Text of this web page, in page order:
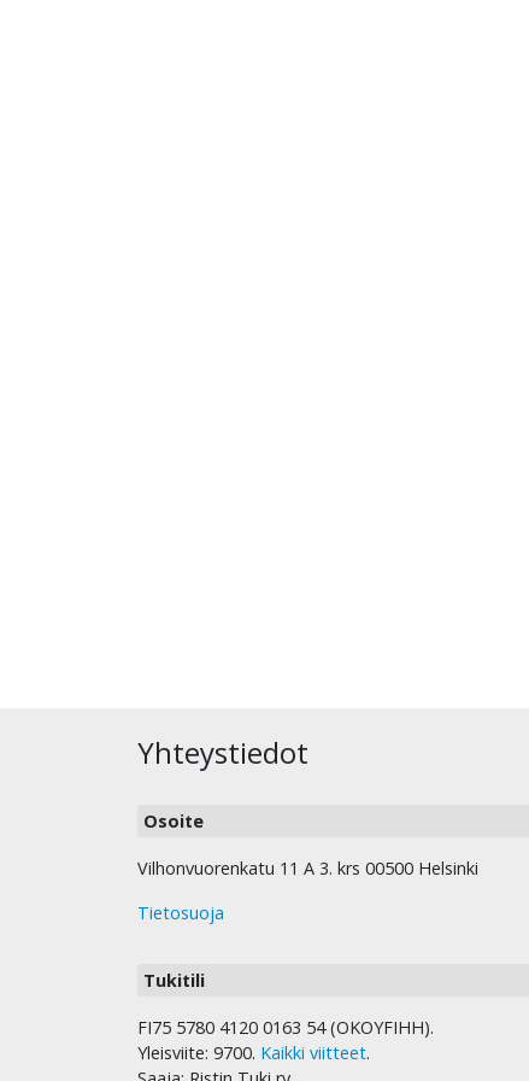
Yhteystiedot
Osoite
Vilhonvuorenkatu 11 A 3. krs 00500 Helsinki
Tietosuoja
Tukitili
FI75 5780 4120 0163 54 (OKOYFIHH).
Yleisviite: 9700. Kaikki viitteet.